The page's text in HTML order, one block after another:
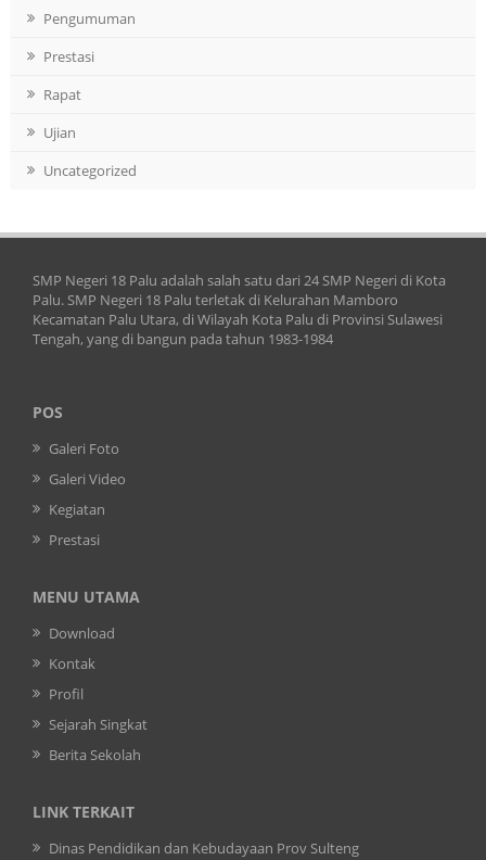
Pengumuman
Prestasi
Rapat
Ujian
Uncategorized
SMP Negeri 18 Palu adalah salah satu dari 24 SMP Negeri di Kota
Palu. SMP Negeri 18 Palu terletak di Kelurahan Mamboro
Kecamatan Palu Utara, di Wilayah Kota Palu di Provinsi Sulawesi
Tengah, yang di bangun pada tahun 1983-1984
POS
Galeri Foto
Galeri Video
Kegiatan
Prestasi
MENU UTAMA
Download
Kontak
Profil
Sejarah Singkat
Berita Sekolah
LINK TERKAIT
Dinas Pendidikan dan Kebudayaan Prov Sulteng